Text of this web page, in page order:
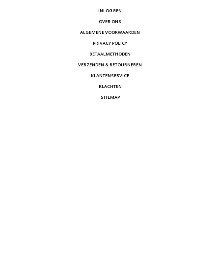
INLOGGEN
OVER ONS
ALGEMENE VOORWAARDEN
PRIVACY POLICY
BETAALMETHODEN
VERZENDEN & RETOURNEREN
KLANTENSERVICE
KLACHTEN
SITEMAP